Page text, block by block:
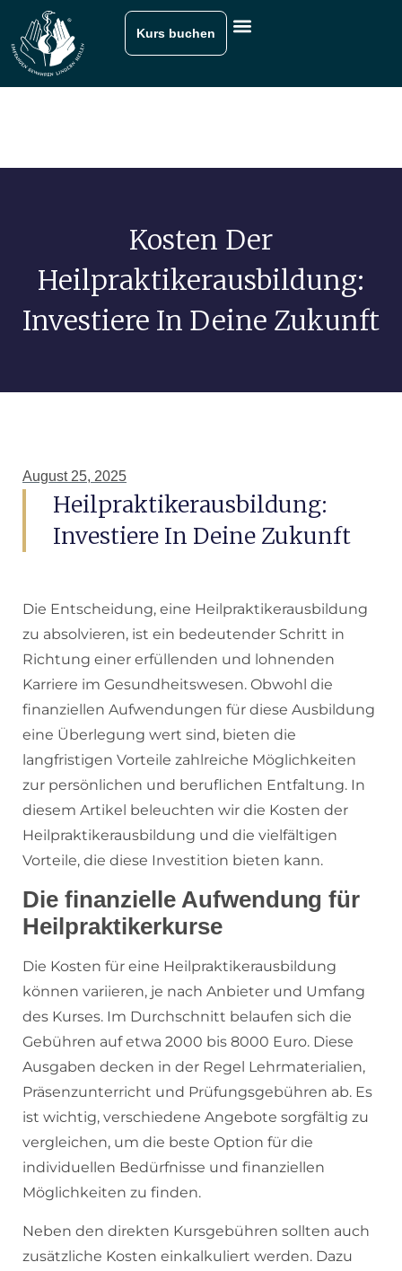
Kurs buchen
Kosten Der
Heilpraktikerausbildung:
Investiere In Deine Zukunft
August 25, 2025
Heilpraktikerausbildung:
Investiere In Deine Zukunft
Die Entscheidung, eine Heilpraktikerausbildung
zu absolvieren, ist ein bedeutender Schritt in
Richtung einer erfüllenden und lohnenden
Karriere im Gesundheitswesen. Obwohl die
finanziellen Aufwendungen für diese Ausbildung
eine Überlegung wert sind, bieten die
langfristigen Vorteile zahlreiche Möglichkeiten
zur persönlichen und beruflichen Entfaltung. In
diesem Artikel beleuchten wir die Kosten der
Heilpraktikerausbildung und die vielfältigen
Vorteile, die diese Investition bieten kann.
Die finanzielle Aufwendung für
Heilpraktikerkurse
Die Kosten für eine Heilpraktikerausbildung
können variieren, je nach Anbieter und Umfang
des Kurses. Im Durchschnitt belaufen sich die
Gebühren auf etwa 2000 bis 8000 Euro. Diese
Ausgaben decken in der Regel Lehrmaterialien,
Präsenzunterricht und Prüfungsgebühren ab. Es
ist wichtig, verschiedene Angebote sorgfältig zu
vergleichen, um die beste Option für die
individuellen Bedürfnisse und finanziellen
Möglichkeiten zu finden.
Neben den direkten Kursgebühren sollten auch
zusätzliche Kosten einkalkuliert werden. Dazu